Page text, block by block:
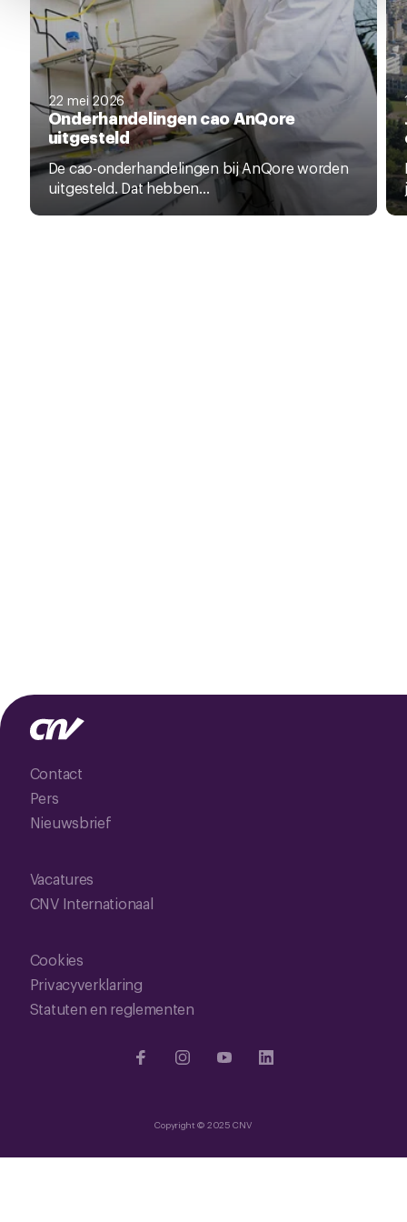
pagina.
22 mei 2026
Onderhandelingen cao AnQore
uitgesteld
De cao-onderhandelingen bij AnQore worden
uitgesteld. Dat hebben...
Contact
Pers
Nieuwsbrief
Vacatures
CNV Internationaal
Cookies
Privacyverklaring
Statuten en reglementen
Copyright © 2025 CNV